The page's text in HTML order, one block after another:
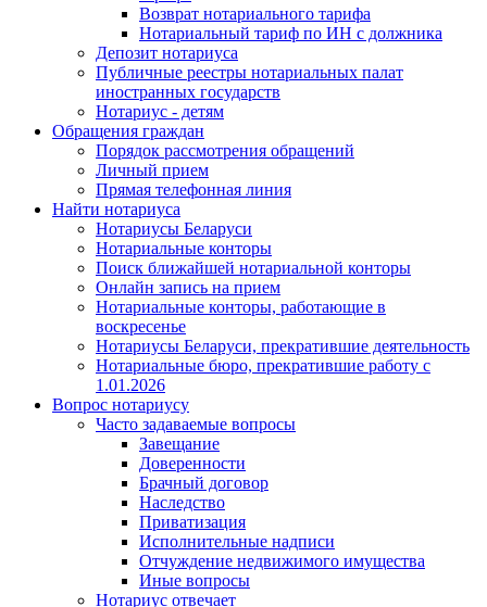
Возврат нотариального тарифа
Нотариальный тариф по ИН с должника
Депозит нотариуса
Публичные реестры нотариальных палат
иностранных государств
Нотариус - детям
Обращения граждан
Порядок рассмотрения обращений
Личный прием
Прямая телефонная линия
Найти нотариуса
Нотариусы Беларуси
Нотариальные конторы
Поиск ближайшей нотариальной конторы
Онлайн запись на прием
Нотариальные конторы, работающие в
воскресенье
Нотариусы Беларуси, прекратившие деятельность
Нотариальные бюро, прекратившие работу с
1.01.2026
Вопрос нотариусу
Часто задаваемые вопросы
Завещание
Доверенности
Брачный договор
Наследство
Приватизация
Исполнительные надписи
Отчуждение недвижимого имущества
Иные вопросы
Нотариус отвечает